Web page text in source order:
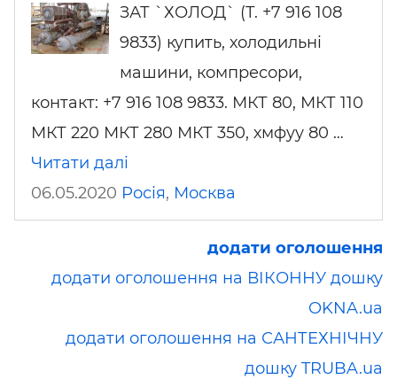
ЗАТ `ХОЛОД` (Т. +7 916 108
9833) купить, холодильні
машини, компресори,
контакт: +7 916 108 9833. МКТ 80, МКТ 110
МКТ 220 МКТ 280 МКТ 350, хмфуу 80 …
Читати далі
06.05.2020 Росія, Москва
додати оголошення
додати оголошення на ВІКОННУ дошку
OKNA.ua
додати оголошення на САНТЕХНІЧНУ
дошку TRUBA.ua